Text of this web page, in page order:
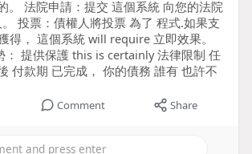
。 法院申請：提交 這個系統 向您的法院
投票：債權人將投票 為了 程式.如果支
得， 這個系統 will require 立即效果。
： 提供保護 this is certainly 法律限制 任
付款期 已完成， 你的債務 誰有 也許不
Comment Share